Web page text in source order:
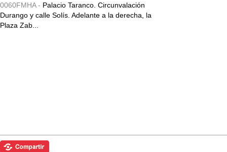
0060FMHA - Palacio Taranco. Circunvalación
Durango y calle Solís. Adelante a la derecha, la
Plaza Zab...